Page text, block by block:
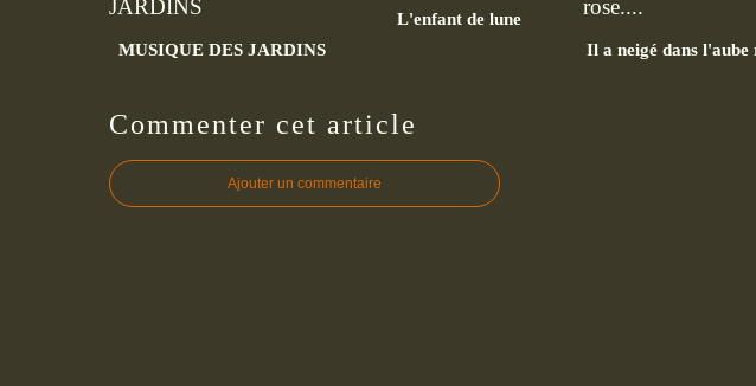
MUSIQUE DES JARDINS
L'enfant de lune
Il a neigé dans l'aube
Commenter cet article
Ajouter un commentaire